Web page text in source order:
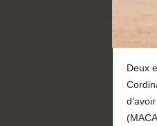
Deux